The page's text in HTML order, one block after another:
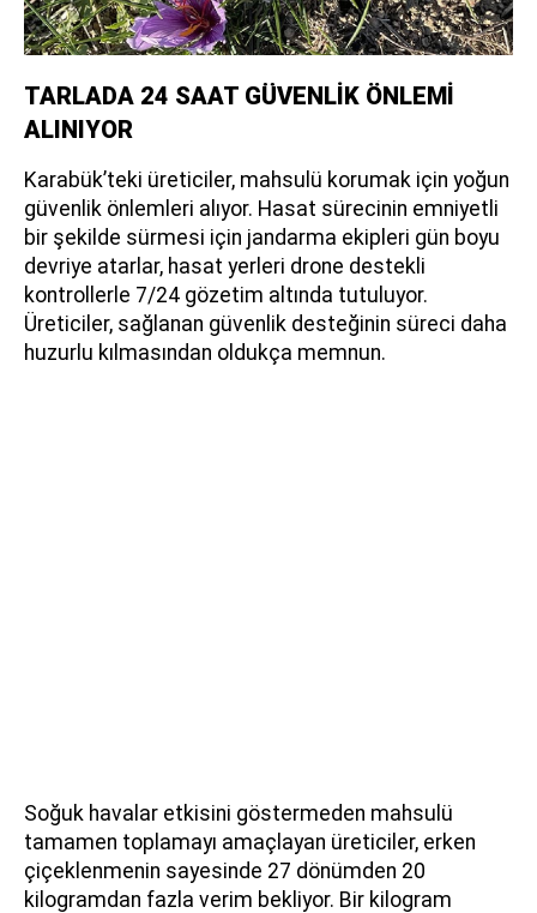
TARLADA 24 SAAT GÜVENLİK ÖNLEMİ
ALINIYOR
Karabük’teki üreticiler, mahsulü korumak için yoğun
güvenlik önlemleri alıyor. Hasat sürecinin emniyetli
bir şekilde sürmesi için jandarma ekipleri gün boyu
devriye atarlar, hasat yerleri drone destekli
kontrollerle 7/24 gözetim altında tutuluyor.
Üreticiler, sağlanan güvenlik desteğinin süreci daha
huzurlu kılmasından oldukça memnun.
Soğuk havalar etkisini göstermeden mahsulü
tamamen toplamayı amaçlayan üreticiler, erken
çiçeklenmenin sayesinde 27 dönümden 20
kilogramdan fazla verim bekliyor. Bir kilogram